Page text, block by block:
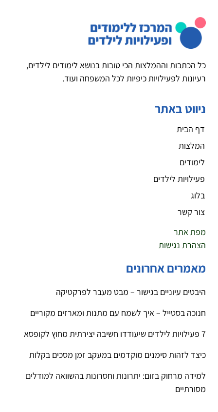
כל הכתבות וההמלצות הכי טובות בנושא לימודים לילדים,
רעיונות לפעילויות כיפיות לכל המשפחה ועוד.
ניווט באתר
דף הבית
המלצות
לימודים
פעילויות לילדים
בלוג
צור קשר
מפת אתר
הצהרת נגישות
מאמרים אחרונים
היבטים עיוניים בגישור – מבט מעבר לפרקטיקה
חנוכה בסטייל – איך לשמח עם מתנות ומארזים מקוריים
7 פעילויות לילדים שיעודדו חשיבה יצירתית מחוץ לקופסא
כיצד לזהות סימנים מוקדמים במעקב זמן מסכים בקלות
למידה מרחוק בזום: יתרונות וחסרונות בהשוואה למודלים
מסורתיים